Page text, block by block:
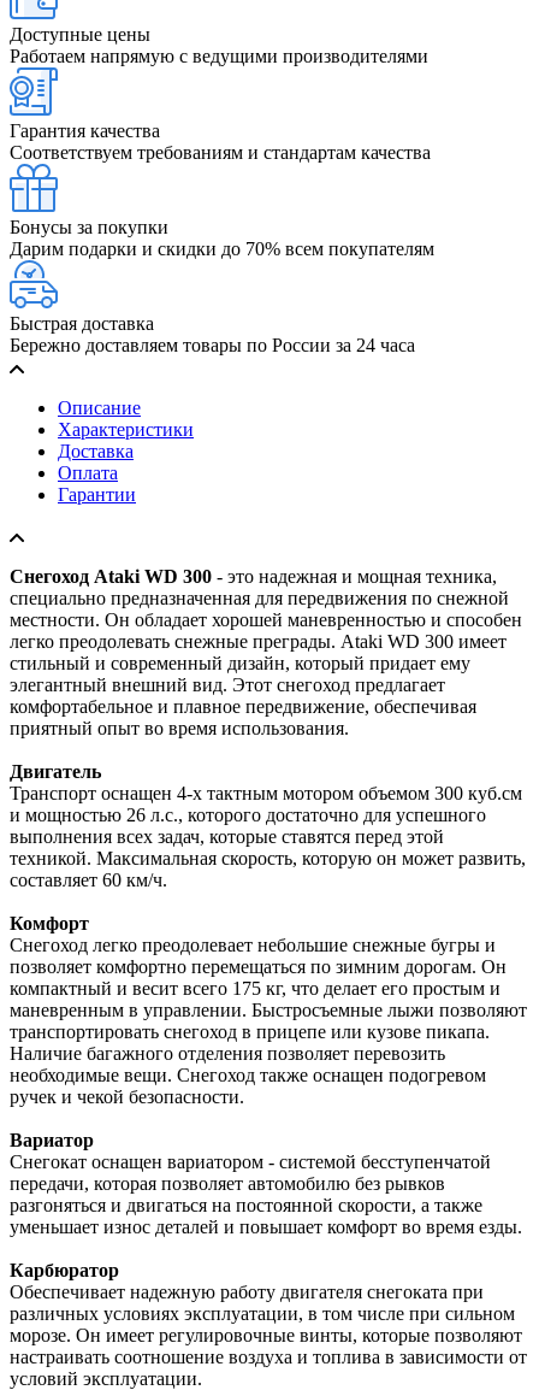
Доступные цены
Работаем напрямую с ведущими производителями
Гарантия качества
Соответствуем требованиям и стандартам качества
Бонусы за покупки
Дарим подарки и скидки до 70% всем покупателям
Быстрая доставка
Бережно доставляем товары по России за 24 часа
Описание
Характеристики
Доставка
Оплата
Гарантии
Снегоход Ataki WD 300 - это надежная и мощная техника,
специально предназначенная для передвижения по снежной
местности. Он обладает хорошей маневренностью и способен
легко преодолевать снежные преграды. Ataki WD 300 имеет
стильный и современный дизайн, который придает ему
элегантный внешний вид. Этот снегоход предлагает
комфортабельное и плавное передвижение, обеспечивая
приятный опыт во время использования.
Двигатель
Транспорт оснащен 4-х тактным мотором объемом 300 куб.см
и мощностью 26 л.с., которого достаточно для успешного
выполнения всех задач, которые ставятся перед этой
техникой. Максимальная скорость, которую он может развить,
составляет 60 км/ч.
Комфорт
Снегоход легко преодолевает небольшие снежные бугры и
позволяет комфортно перемещаться по зимним дорогам. Он
компактный и весит всего 175 кг, что делает его простым и
маневренным в управлении. Быстросъемные лыжи позволяют
транспортировать снегоход в прицепе или кузове пикапа.
Наличие багажного отделения позволяет перевозить
необходимые вещи. Снегоход также оснащен подогревом
ручек и чекой безопасности.
Вариатор
Снегокат оснащен вариатором - системой бесступенчатой
передачи, которая позволяет автомобилю без рывков
разгоняться и двигаться на постоянной скорости, а также
уменьшает износ деталей и повышает комфорт во время езды.
Карбюратор
Обеспечивает надежную работу двигателя снегоката при
различных условиях эксплуатации, в том числе при сильном
морозе. Он имеет регулировочные винты, которые позволяют
настраивать соотношение воздуха и топлива в зависимости от
условий эксплуатации.